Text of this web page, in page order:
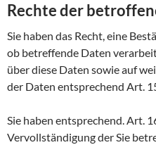
Rechte der
Sie haben das Recht, eine
ob betreffende Daten
über diese Daten sowie auf
der Daten entsprechend Art.
Sie haben entsprechend. Art.
Vervollständigung der Sie